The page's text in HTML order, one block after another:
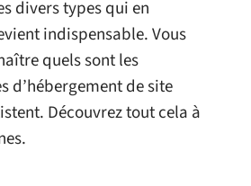
divers types qui en
indispensable. Vous
quels sont les
d’hébergement de site
Découvrez tout cela à